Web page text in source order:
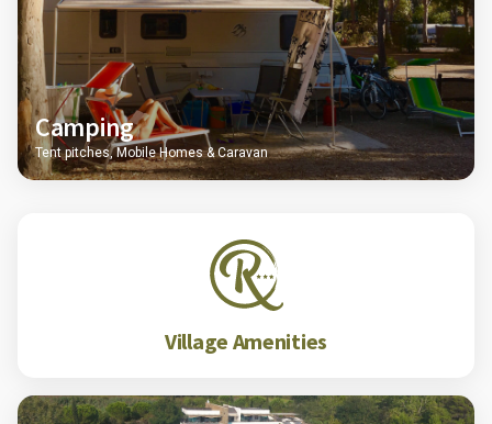
Camping
Tent pitches, Mobile Homes & Caravan
Village Amenities